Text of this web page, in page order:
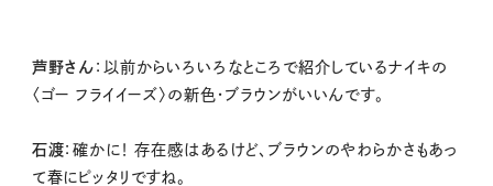
芦野さん ：以前からいろいろなところで紹介しているナイキの
〈ゴー フライイーズ〉の新色・ブラウンがいいんです。
石渡：確かに！ 存在感はあるけど、ブラウンのやわらかさもあっ
て春にピッタリですね。